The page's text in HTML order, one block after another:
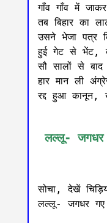
गाँव गाँव में
तब बिहार का
उसने भेजा पत्र
हुई गेट से भेंट,
सौ सालों से
हार मान ली
रद्द हुआ कानून,
लल्लू- जगधर
सोचा, देखें
लल्लू- जगधर